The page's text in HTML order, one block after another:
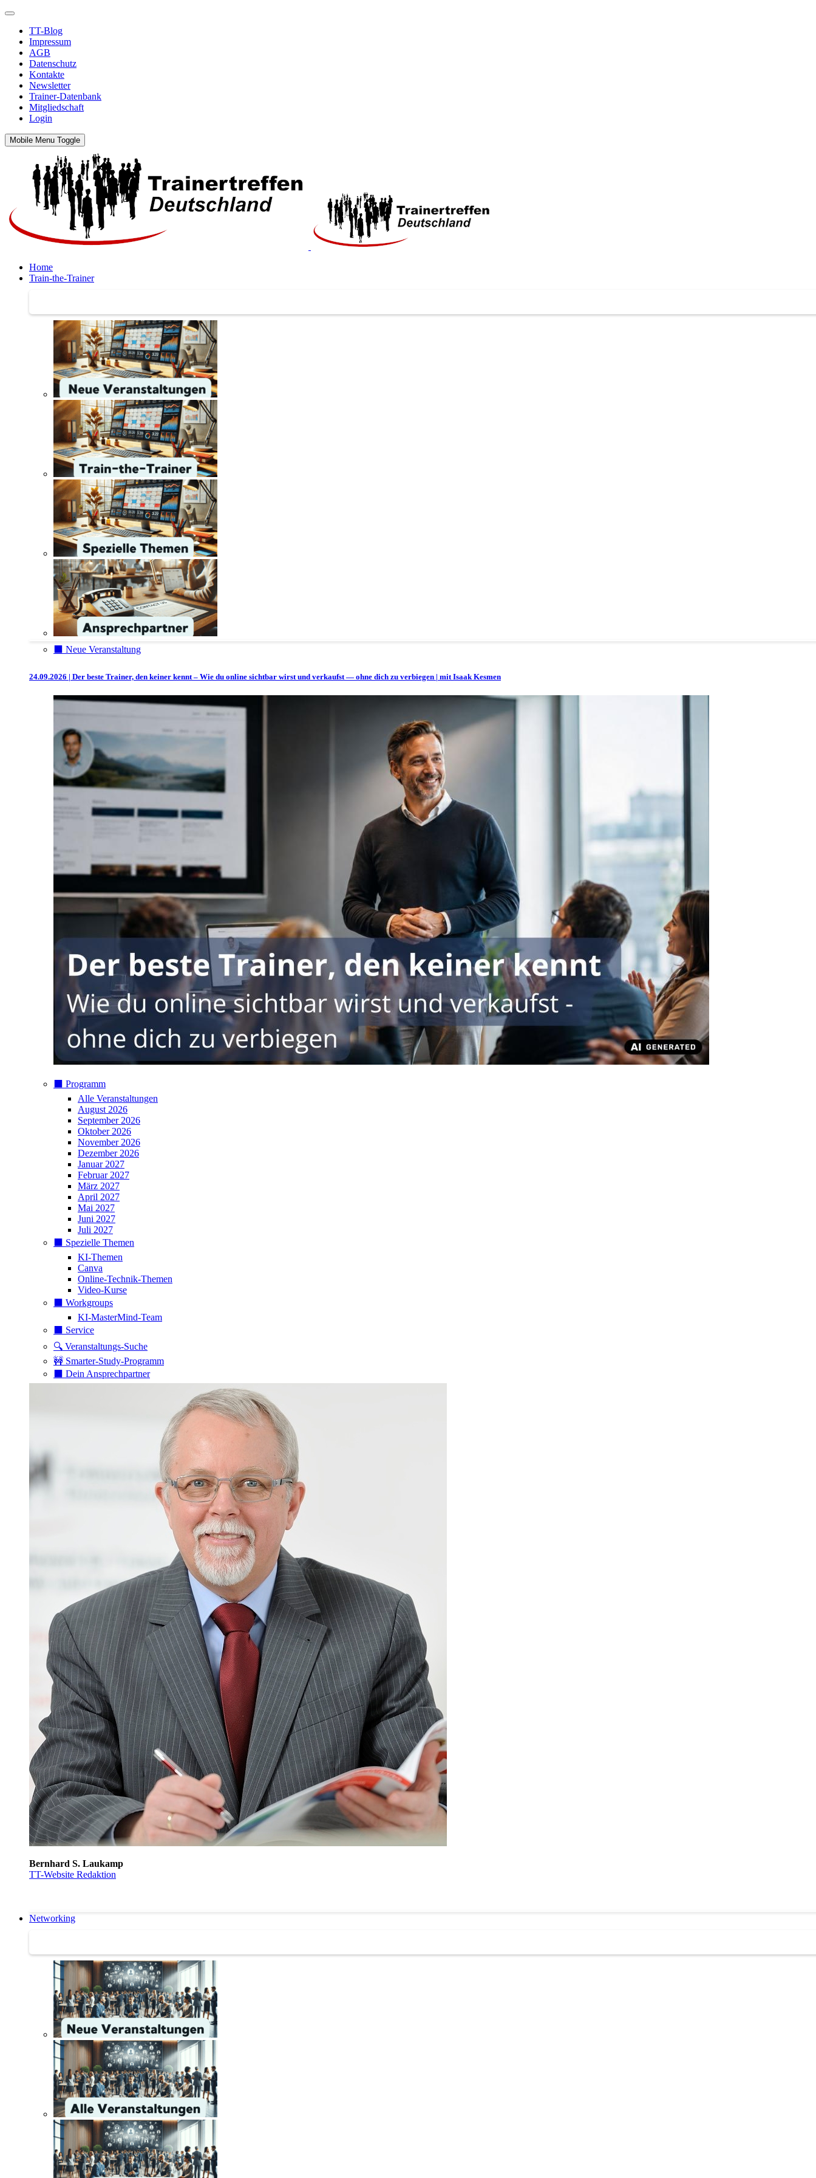
TT-Blog
Impressum
AGB
Datenschutz
Kontakte
Newsletter
Trainer-Datenbank
Mitgliedschaft
Login
Mobile Menu Toggle
Home
Train-the-Trainer
⬛️ Neue Veranstaltung
24.09.2026 | Der beste Trainer, den keiner kennt – Wie du online sichtbar wirst und verkaufst — ohne dich zu verbiegen | mit Isaak Kesmen
⬛️ Programm
Alle Veranstaltungen
August 2026
September 2026
Oktober 2026
November 2026
Dezember 2026
Januar 2027
Februar 2027
März 2027
April 2027
Mai 2027
Juni 2027
Juli 2027
⬛️ Spezielle Themen
KI-Themen
Canva
Online-Technik-Themen
Video-Kurse
⬛️ Workgroups
KI-MasterMind-Team
⬛️ Service
🔍 Veranstaltungs-Suche
🚧 Smarter-Study-Programm
⬛️ Dein Ansprechpartner
Bernhard S. Laukamp
TT-Website Redaktion
Networking